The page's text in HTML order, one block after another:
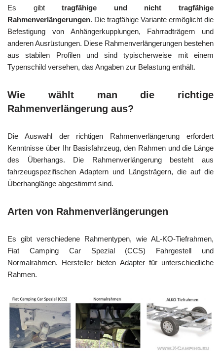
Es gibttragfähige und nicht tragfähige
Rahmenverlängerungen. Die tragfähige Variante ermöglicht die
Befestigung von Anhängerkupplungen, Fahrradträgern und
anderen Ausrüstungen. Diese Rahmenverlängerungen bestehen
aus stabilen Profilen und sind typischerweise mit einem
Typenschild versehen, das Angaben zur Belastung enthält.
Wie wählt man die richtige
Rahmenverlängerung aus?
Die Auswahl der richtigen Rahmenverlängerung erfordert
Kenntnisse über Ihr Basisfahrzeug, den Rahmen und die Länge
des Überhangs. Die Rahmenverlängerung besteht aus
fahrzeugspezifischen Adaptern und Längsträgern, die auf die
Überhanglänge abgestimmt sind.
Arten von Rahmenverlängerungen
Es gibt verschiedene Rahmentypen, wie AL-KO-Tiefrahmen,
Fiat Camping Car Spezial (CCS) Fahrgestell und
Normalrahmen. Hersteller bieten Adapter für unterschiedliche
Rahmen.